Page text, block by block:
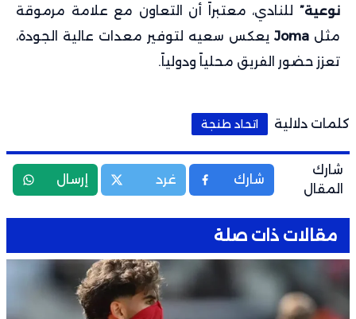
نوعية” للنادي، معتبراً أن التعاون مع علامة مرموقة
مثل Joma يعكس سعيه لتوفير معدات عالية الجودة،
تعزز حضور الفريق محلياً ودولياً.
كلمات دلالية اتحاد طنجة
شارك
المقال
شارك غرد إرسال
مقالات ذات صلة